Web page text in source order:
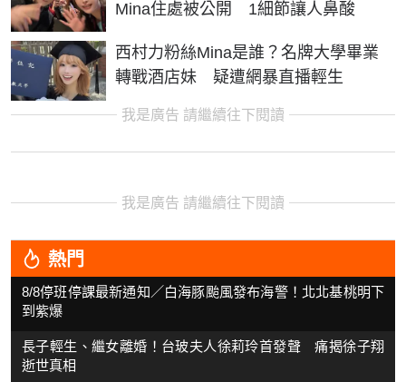
Mina住處被公開 1細節讓人鼻酸
西村力粉絲Mina是誰？名牌大學畢業
轉戰酒店妹 疑遭網暴直播輕生
我是廣告 請繼續往下閱讀
我是廣告 請繼續往下閱讀
熱門
8/8停班停課最新通知／白海豚颱風發布海警！北北基桃明下
到紫爆
長子輕生、繼女離婚！台玻夫人徐莉玲首發聲 痛揭徐子翔
逝世真相